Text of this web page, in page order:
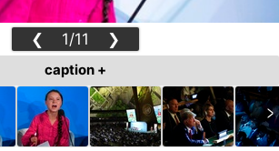
❮ 1/11 ❯
caption +